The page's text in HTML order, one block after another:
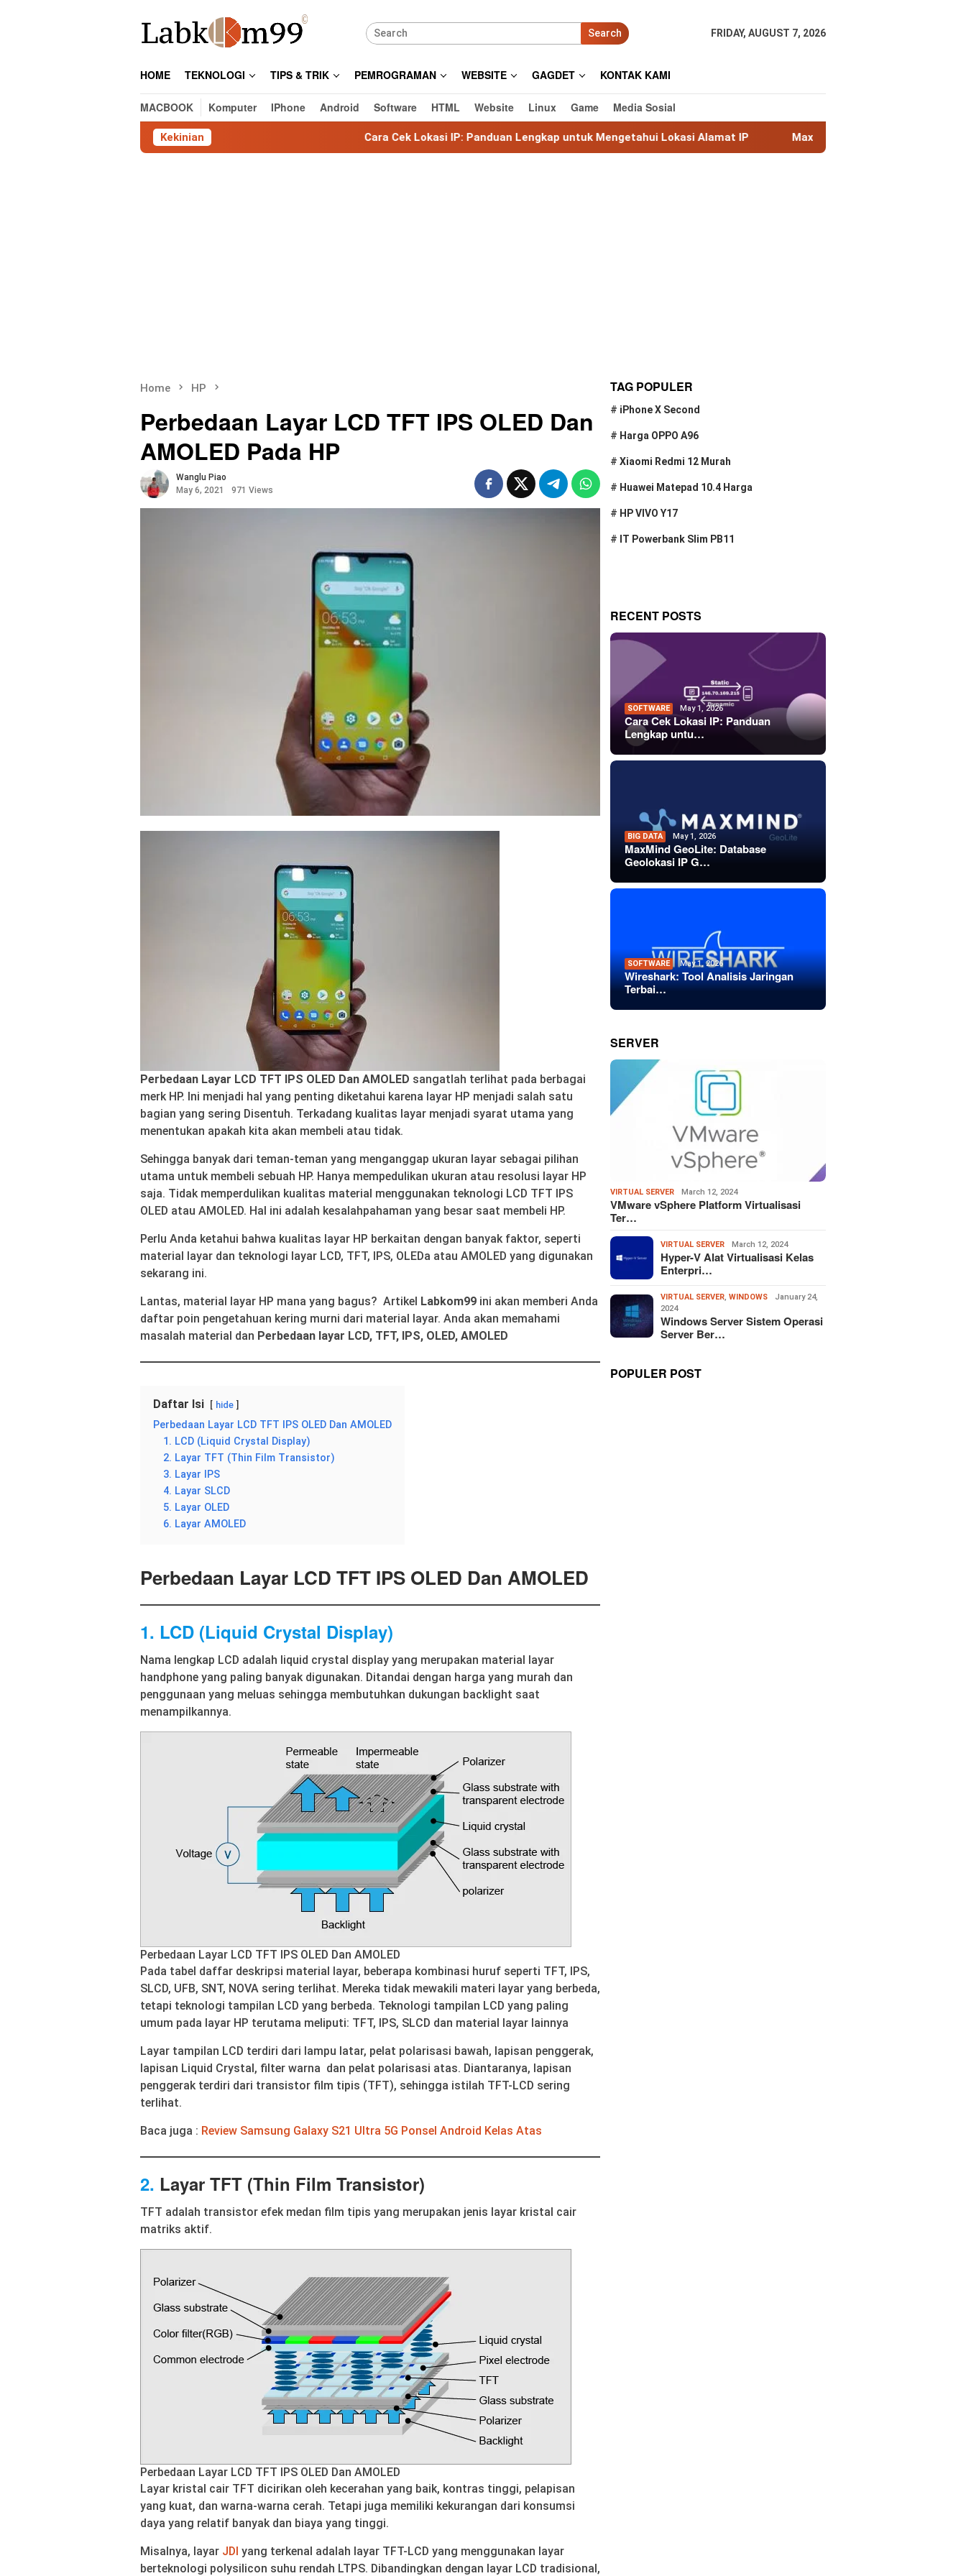
Search FRIDAY, AUGUST 7, 2026
HOME TEKNOLOGI TIPS & TRIK PEMROGRAMAN WEBSITE GAGDET KONTAK KAMI
MACBOOK Komputer IPhone Android Software HTML Website Linux Game Media Sosial
Kekinian Cara Cek Lokasi IP: Panduan Lengkap untuk Mengetahui Lokasi Alamat IP MaxMind GeoLite: Database Geolokasi IP Gratis
Home HP
Perbedaan Layar LCD TFT IPS OLED Dan
AMOLED Pada HP
Wanglu Piao
May 6, 2021
971 Views
Perbedaan Layar LCD TFT IPS OLED Dan AMOLED sangatlah terlihat pada berbagai
merk HP. Ini menjadi hal yang penting diketahui karena layar HP menjadi salah satu
bagian yang sering Disentuh. Terkadang kualitas layar menjadi syarat utama yang
menentukan apakah kita akan membeli atau tidak.
Sehingga banyak dari teman-teman yang menganggap ukuran layar sebagai pilihan
utama untuk membeli sebuah HP. Hanya mempedulikan ukuran atau resolusi layar HP
saja. Tidak memperdulikan kualitas material menggunakan teknologi LCD TFT IPS
OLED atau AMOLED. Hal ini adalah kesalahpahaman yang besar saat membeli HP.
Perlu Anda ketahui bahwa kualitas layar HP berkaitan dengan banyak faktor, seperti
material layar dan teknologi layar LCD, TFT, IPS, OLEDa atau AMOLED yang digunakan
sekarang ini.
Lantas, material layar HP mana yang bagus? Artikel Labkom99 ini akan memberi Anda
daftar poin pengetahuan kering murni dari material layar. Anda akan memahami
masalah material dan Perbedaan layar LCD, TFT, IPS, OLED, AMOLED
Daftar Isi hide
Perbedaan Layar LCD TFT IPS OLED Dan AMOLED
1. LCD (Liquid Crystal Display)
2. Layar TFT (Thin Film Transistor)
3. Layar IPS
4. Layar SLCD
5. Layar OLED
6. Layar AMOLED
Perbedaan Layar LCD TFT IPS OLED Dan AMOLED
1. LCD (Liquid Crystal Display)
Nama lengkap LCD adalah liquid crystal display yang merupakan material layar
handphone yang paling banyak digunakan. Ditandai dengan harga yang murah dan
penggunaan yang meluas sehingga membutuhkan dukungan backlight saat
menampilkannya.
Perbedaan Layar LCD TFT IPS OLED Dan AMOLED
Pada tabel daffar deskripsi material layar, beberapa kombinasi huruf seperti TFT, IPS,
SLCD, UFB, SNT, NOVA sering terlihat. Mereka tidak mewakili materi layar yang berbeda,
tetapi teknologi tampilan LCD yang berbeda. Teknologi tampilan LCD yang paling
umum pada layar HP terutama meliputi: TFT, IPS, SLCD dan material layar lainnya
Layar tampilan LCD terdiri dari lampu latar, pelat polarisasi bawah, lapisan penggerak,
lapisan Liquid Crystal, filter warna dan pelat polarisasi atas. Diantaranya, lapisan
penggerak terdiri dari transistor film tipis (TFT), sehingga istilah TFT-LCD sering
terlihat.
Baca juga : Review Samsung Galaxy S21 Ultra 5G Ponsel Android Kelas Atas
2. Layar TFT (Thin Film Transistor)
TFT adalah transistor efek medan film tipis yang merupakan jenis layar kristal cair
matriks aktif.
Perbedaan Layar LCD TFT IPS OLED Dan AMOLED
Layar kristal cair TFT dicirikan oleh kecerahan yang baik, kontras tinggi, pelapisan
yang kuat, dan warna-warna cerah. Tetapi juga memiliki kekurangan dari konsumsi
daya yang relatif banyak dan biaya yang tinggi.
Misalnya, layar JDI yang terkenal adalah layar TFT-LCD yang menggunakan layar
berteknologi polysilicon suhu rendah LTPS. Dibandingkan dengan layar LCD tradisional,
TAG POPULER
# iPhone X Second
# Harga OPPO A96
#Xiaomi Redmi 12 Murah
# Huawei Matepad 10.4 Harga
# HP VIVO Y17
# IT Powerbank Slim PB11
RECENT POSTS
SOFTWARE May 1, 2026
Cara Cek Lokasi IP: Panduan
Lengkap untu…
BIG DATA May 1, 2026
MaxMind GeoLite: Database
Geolokasi IP G…
SOFTWARE May 1, 2026
Wireshark: Tool Analisis Jaringan
Terbai…
SERVER
VIRTUAL SERVER March 12, 2024
VMware vSphere Platform Virtualisasi
Ter…
VIRTUAL SERVER March 12, 2024
Hyper-V Alat Virtualisasi Kelas
Enterpri…
VIRTUAL SERVER,WINDOWS
January 24,
2024
Windows Server Sistem Operasi
Server Ber…
POPULER POST